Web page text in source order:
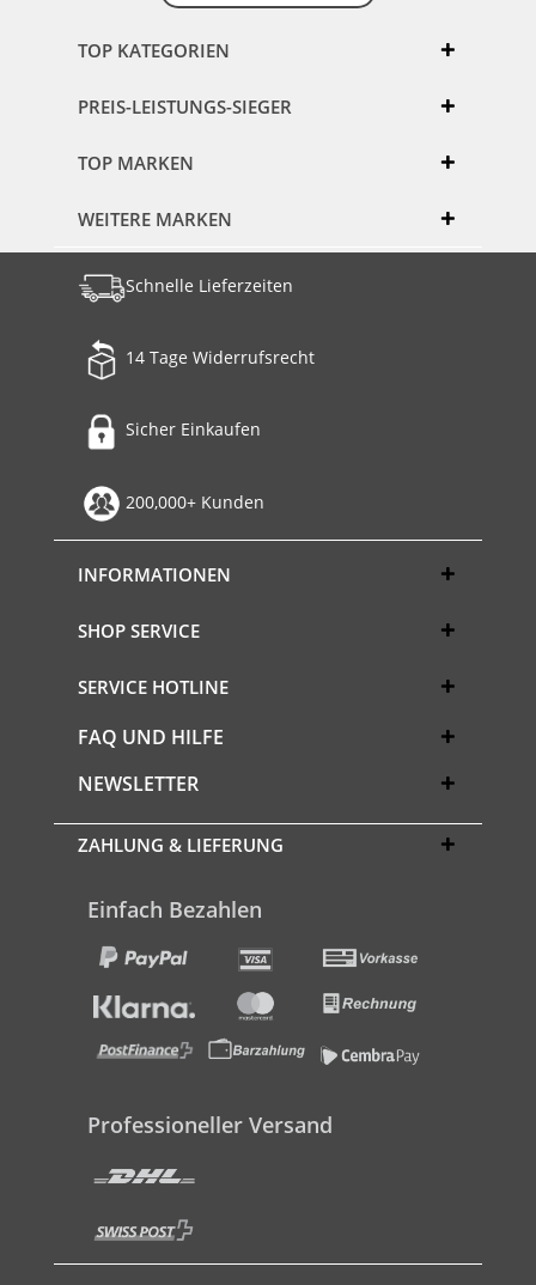
TOP KATEGORIEN
PREIS-LEISTUNGS-SIEGER
TOP MARKEN
WEITERE MARKEN
Schnelle Lieferzeiten
14 Tage Widerrufsrecht
Sicher Einkaufen
200,000+ Kunden
INFORMATIONEN
SHOP SERVICE
SERVICE HOTLINE
FAQ UND HILFE
NEWSLETTER
ZAHLUNG & LIEFERUNG
Einfach Bezahlen
Professioneller Versand